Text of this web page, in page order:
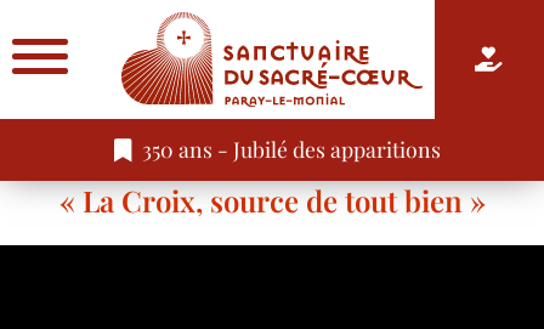
350 ans - Jubilé des apparitions
« La Croix, source de tout bien »